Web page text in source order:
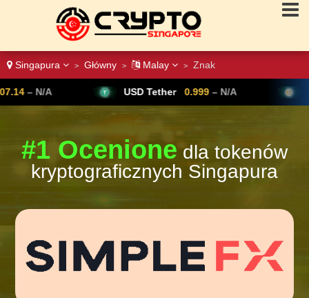
Singapura > Główny > Malay > Znak
USD Tether 0.999 – N/A Bitcoin
#1 Ocenionedla tokenów
kryptograficznych Singapura